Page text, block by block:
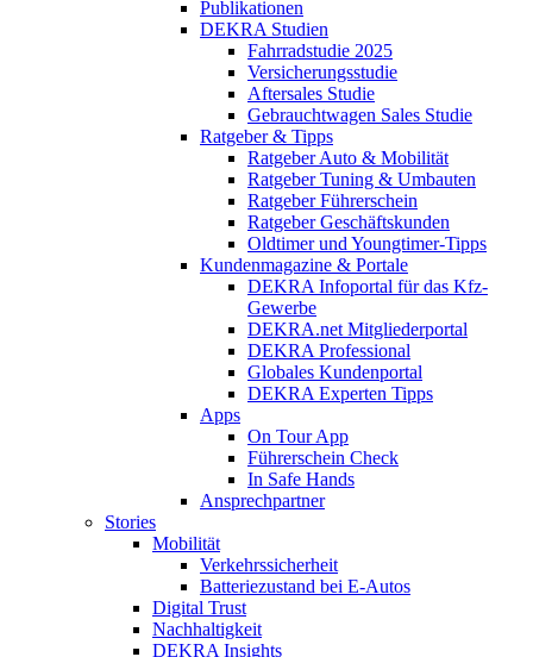
Publikationen
DEKRA Studien
Fahrradstudie 2025
Versicherungsstudie
Aftersales Studie
Gebrauchtwagen Sales Studie
Ratgeber & Tipps
Ratgeber Auto & Mobilität
Ratgeber Tuning & Umbauten
Ratgeber Führerschein
Ratgeber Geschäftskunden
Oldtimer und Youngtimer-Tipps
Kundenmagazine & Portale
DEKRA Infoportal für das Kfz-
Gewerbe
DEKRA.net Mitgliederportal
DEKRA Professional
Globales Kundenportal
DEKRA Experten Tipps
Apps
On Tour App
Führerschein Check
In Safe Hands
Ansprechpartner
Stories
Mobilität
Verkehrssicherheit
Batteriezustand bei E-Autos
Digital Trust
Nachhaltigkeit
DEKRA Insights